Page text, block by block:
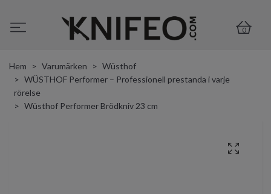
0
Hem Varumärken
Wüsthof
WÜSTHOF Performer – Professionell prestanda i varje
rörelse
Wüsthof Performer Brödkniv 23 cm